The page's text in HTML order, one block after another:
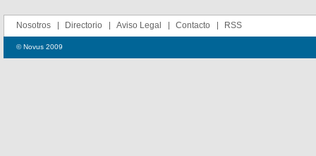
Nosotros Directorio Aviso Legal Contacto RSS
© Novus 2009